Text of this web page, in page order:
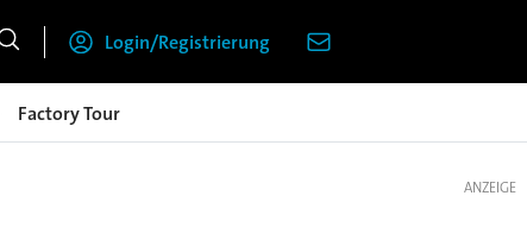
Login/Registrierung
Factory Tour
ANZEIGE